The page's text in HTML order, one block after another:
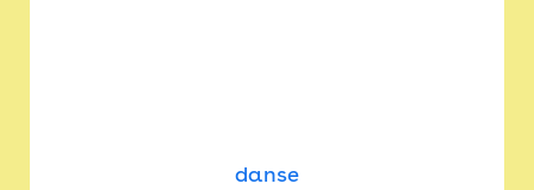
danse